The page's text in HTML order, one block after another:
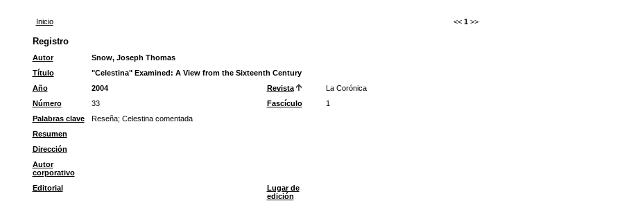
Inicio << 1 >>
Registro
Autor
Snow, Joseph Thomas
Título
"Celestina" Examined: A View from the Sixteenth Century
Año
2004 Revista La Corónica
Número
33 Fascículo 1
Palabras clave
Reseña; Celestina comentada
Resumen
Dirección
Autor
corporativo
Editorial
Lugar de
edición